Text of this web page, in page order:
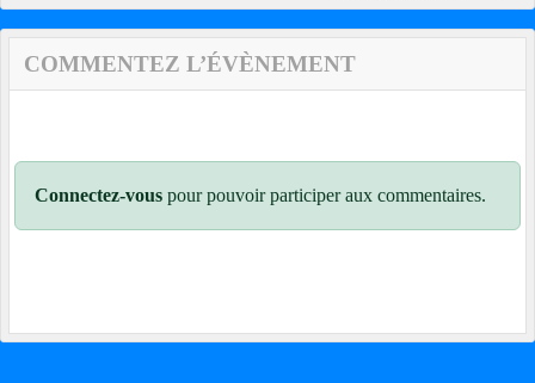
COMMENTEZ L’ÉVÈNEMENT
Connectez-vous pour pouvoir participer aux commentaires.